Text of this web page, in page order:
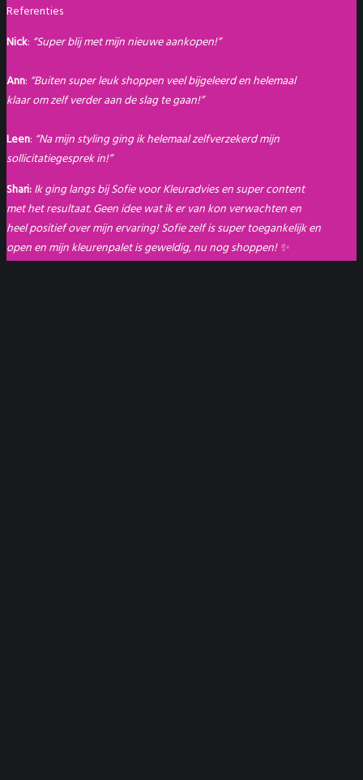
Referenties
Nick: “Super blij met mijn nieuwe aankopen!”
Ann: “Buiten super leuk shoppen veel bijgeleerd en helemaal
klaar om zelf verder aan de slag te gaan!”
Leen: “Na mijn styling ging ik helemaal zelfverzekerd mijn
sollicitatiegesprek in!”
Shari:Ik ging langs bij Sofie voor Kleuradvies en super content
met het resultaat. Geen idee wat ik er van kon verwachten en
heel positief over mijn ervaring! Sofie zelf is super toegankelijk en
open en mijn kleurenpalet is geweldig, nu nog shoppen! ✨